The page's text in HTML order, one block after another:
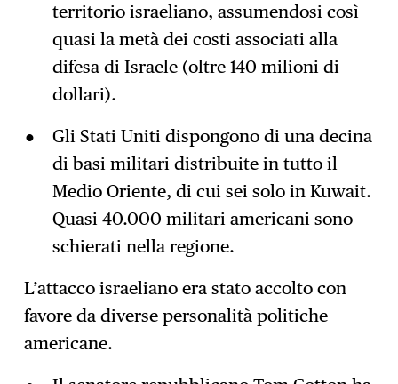
territorio israeliano, assumendosi così
quasi la metà dei costi associati alla
difesa di Israele (oltre 140 milioni di
dollari).
Gli Stati Uniti dispongono di una decina
di basi militari distribuite in tutto il
Medio Oriente, di cui sei solo in Kuwait.
Quasi 40.000 militari americani sono
schierati nella regione.
L’attacco israeliano era stato accolto con
favore da diverse personalità politiche
americane.